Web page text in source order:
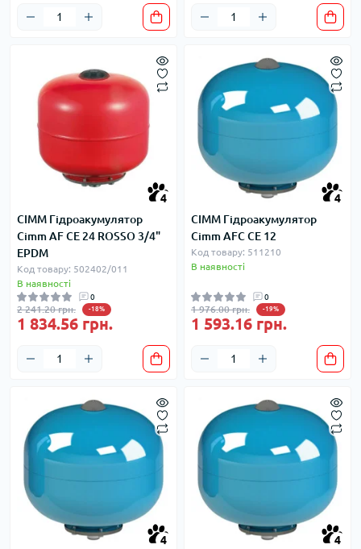
4
CIMM Гідроакумулятор
Cimm AF CE 24 ROSSO 3/4"
EPDM
Код товару: 502402/011
В наявності
0
2 241.20 грн. -18%
1 834.56 грн.
4
CIMM Гідроакумулятор
Cimm AFC CE 12
Код товару: 511210
В наявності
0
1 976.00 грн. -19%
1 593.16 грн.
4
4